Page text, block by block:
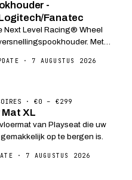
-
Fanatec
Next Level Racing® Wheel
Met
van klanten op de Next
Stand, hebben we onze
· 7 AUGUSTUS 2026
· €0 – €299
XL
van Playseat die uw
op te bergen is.
· 7 AUGUSTUS 2026